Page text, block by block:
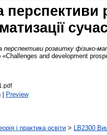
розвитку фізико-
and development
| Preview
і практика освіти > LB2300